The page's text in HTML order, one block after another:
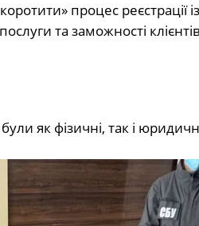
процес реєстрації
та заможності
як фізичні, так і